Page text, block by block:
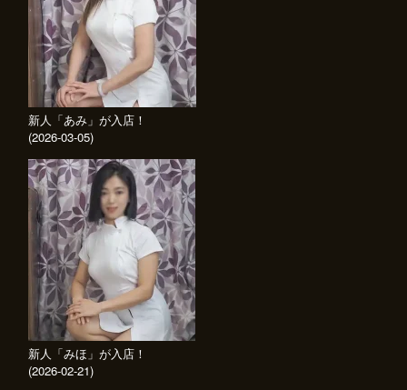
新人「あみ」が入店！
(2026-03-05)
新人「みほ」が入店！
(2026-02-21)